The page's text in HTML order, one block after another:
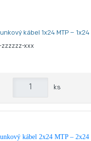
kábel 1x24 MTP – 1x24
zzzzzz-xxx
ks